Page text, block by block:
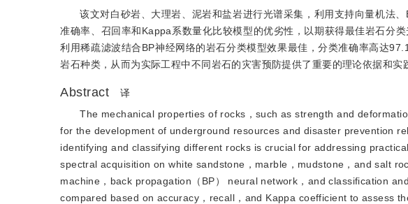
该文对白砂岩、大理岩、泥岩和盐岩进行光谱采集，利用支持向量机法
准确率、召回率和Kappa系数量化比较模型的优劣性，以期获得最佳岩石分
利用稀疏滤波结合BP神经网络的岩石分类模型效果最佳，分类准确率高达
岩石种类，从而为实际工程中不同岩石的灾害预防提供了重要的理论依据和实
Abstract
译
The mechanical properties of rocks，such as strength and
for the development of underground resources and disaster prevention
identifying and classifying different rocks is crucial for addressing
spectral acquisition on white sandstone，marble，mudstone，and salt
machine，back propagation（BP） neural network，and classification
compared based on accuracy，recall，and Kappa coefficient to assess